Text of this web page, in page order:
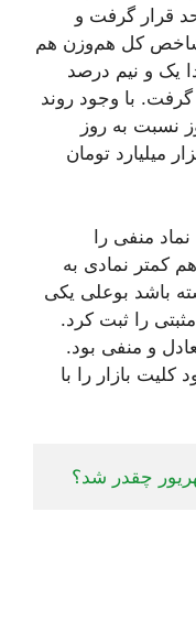
و 496 هزار واحد قرار گرفت و
شاخص کل هم‌وزن هم
یک و نیم درصد
قرار گرفت. با وجود روند
نسبت به روز
با رشد همراه شد و به 12 هزار میلیارد تومان
منفی را
کمتر نمادی به
باشد بوعلی یکی
را ثبت کرد.
و منفی بود.
بازار را با